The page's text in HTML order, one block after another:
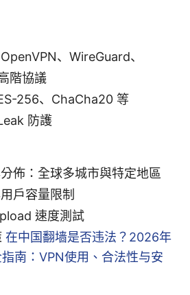
、WireGuard、
階協議
256、ChaCha20 等
防護
佈：全球多城市與特定地區
戶容量限制
速度測試
在中国翻墙是否违法？2026年
南：VPN使用、合法性与安